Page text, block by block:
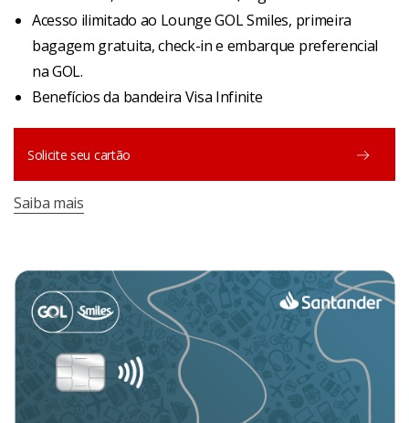
Acesso ilimitado ao Lounge GOL Smiles, primeira
bagagem gratuita, check-in e embarque preferencial
na GOL.
Benefícios da bandeira Visa Infinite
Solicite seu cartão
Saiba mais